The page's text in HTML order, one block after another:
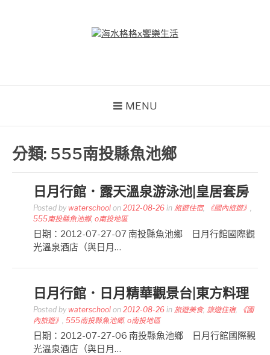
MENU
分類: 555南投縣魚池鄉
日月行館．露天溫泉游泳池|皇居套房
Posted by waterschool on 2012-08-26 in 旅遊住宿, 《國內旅遊》 ,
555南投縣魚池鄉, o南投地區
日期：2012-07-27-07 南投縣魚池鄉 日月行館國際觀
光溫泉酒店（與日月…
日月行館．日月精華觀景台|東方料理
Posted by waterschool on 2012-08-26 in 旅遊美食, 旅遊住宿,
《國
內旅遊》
555南投縣魚池鄉, o南投地區
日期：2012-07-27-06 南投縣魚池鄉 日月行館國際觀
光溫泉酒店（與日月…